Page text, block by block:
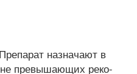
назначают в
не превышающих реко-